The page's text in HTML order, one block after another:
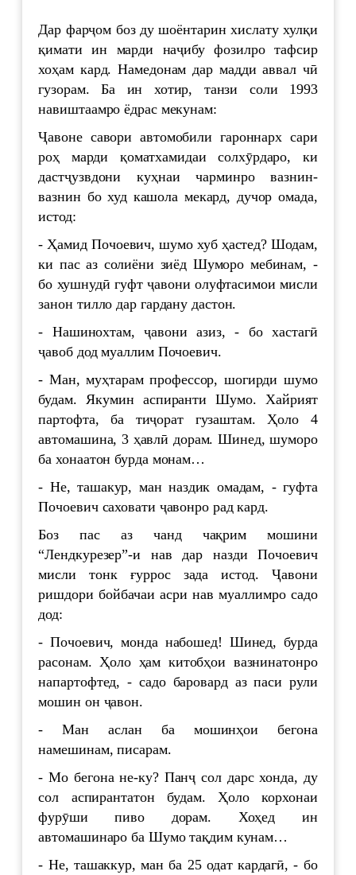
Дар фарҷом боз ду шоёнтарин хислату хулқи
қимати ин марди наҷибу фозилро тафсир
хоҳам кард. Намедонам дар мадди аввал чӣ
гузорам. Ба ин хотир, танзи соли 1993
навиштаамро ёдрас мекунам:
Ҷавоне савори автомобили гароннарх сари
роҳ марди қоматхамидаи солхӯрдаро, ки
дастҷузвдони куҳнаи чарминро вазнин-
вазнин бо худ кашола мекард, дучор омада,
истод:
- Ҳамид Почоевич, шумо хуб ҳастед? Шодам,
ки пас аз солиёни зиёд Шуморо мебинам, -
бо хушнудӣ гуфт ҷавони олуфтасимои мисли
занон тилло дар гардану дастон.
- Нашинохтам, ҷавони азиз, - бо хастагӣ
ҷавоб дод муаллим Почоевич.
- Ман, муҳтарам профессор, шогирди шумо
будам. Якумин аспиранти Шумо. Хайрият
партофта, ба тиҷорат гузаштам. Ҳоло 4
автомашина, 3 ҳавлӣ дорам. Шинед, шуморо
ба хонаатон бурда монам…
- Не, ташакур, ман наздик омадам, - гуфта
Почоевич саховати ҷавонро рад кард.
Боз пас аз чанд чақрим мошини
“Лендкурезер”-и нав дар назди Почоевич
мисли тонк ғуррос зада истод. Ҷавони
ришдори бойбачаи асри нав муаллимро садо
дод:
- Почоевич, монда набошед! Шинед, бурда
расонам. Ҳоло ҳам китобҳои вазнинатонро
напартофтед, - садо баровард аз паси рули
мошин он ҷавон.
- Ман аслан ба мошинҳои бегона
намешинам, писарам.
- Мо бегона не-ку? Панҷ сол дарс хонда, ду
сол аспирантатон будам. Ҳоло корхонаи
фурӯши пиво дорам. Хоҳед ин
автомашинаро ба Шумо тақдим кунам…
- Не, ташаккур, ман ба 25 одат кардагӣ, - бо